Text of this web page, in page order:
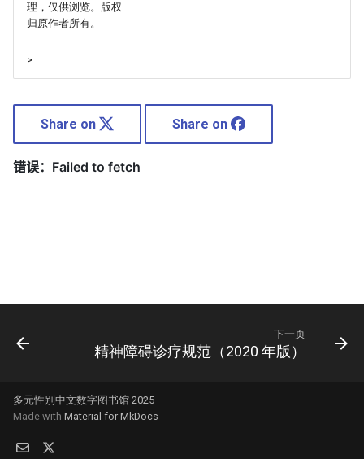
理，仅供浏览。版权
归原作者所有。
>
Share on Share on
下一页
精神障碍诊疗规范（2020 年版）
多元性别中文数字图书馆 2025
Made with Material for MkDocs